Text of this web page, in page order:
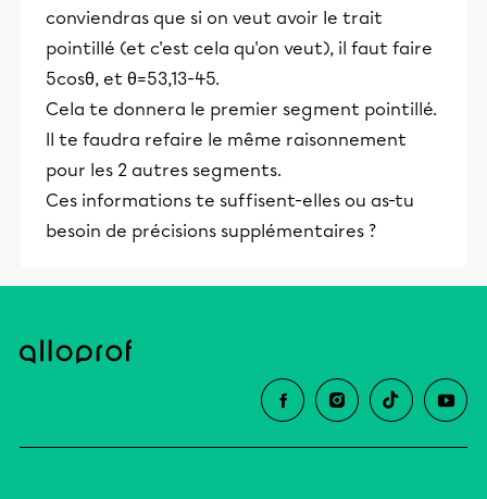
conviendras que si on veut avoir le trait
pointillé (et c'est cela qu'on veut), il faut faire
5cosθ, et θ=53,13-45.
Cela te donnera le premier segment pointillé.
Il te faudra refaire le même raisonnement
pour les 2 autres segments.
Ces informations te suffisent-elles ou as-tu
besoin de précisions supplémentaires ?